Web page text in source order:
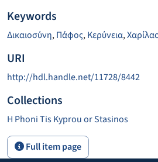
Keywords
Δικαιοσύνη,Πάφος,Κερύνεια,
URI
http://hdl.handle.net/11728/8442
Collections
H Phoni Tis Kyprou or Stasinos
Full item page